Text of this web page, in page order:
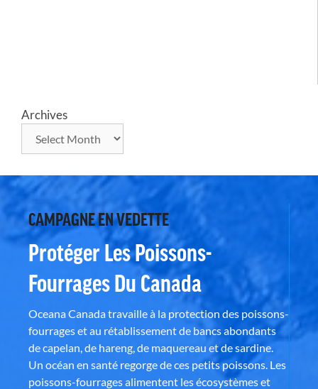
Archives
CAMPAGNE EN VEDETTE
Protéger Les Poissons-
Fourrages Du Canada
Oceana Canada travaille à la protection des poissons-
fourrages et au rétablissement de bancs abondants
de capelan, de hareng, de maquereau et de sardine.
Un océan en santé regorge de ces petits poissons. Les
poissons-fourrages alimentent les écosystèmes et